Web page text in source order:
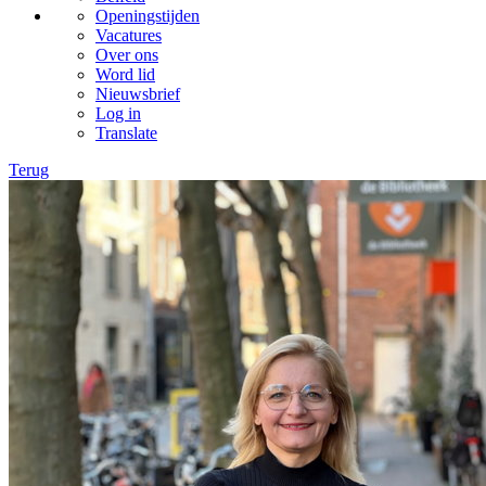
Openingstijden
Vacatures
Over ons
Word lid
Nieuwsbrief
Log in
Translate
Terug